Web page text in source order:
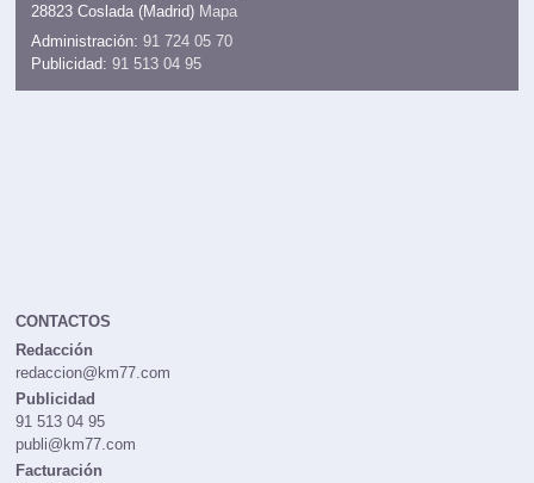
28823 Coslada (Madrid) Mapa
Administración: 91 724 05 70
Publicidad: 91 513 04 95
CONTACTOS
Redacción
redaccion@km77.com
Publicidad
91 513 04 95
publi@km77.com
Facturación